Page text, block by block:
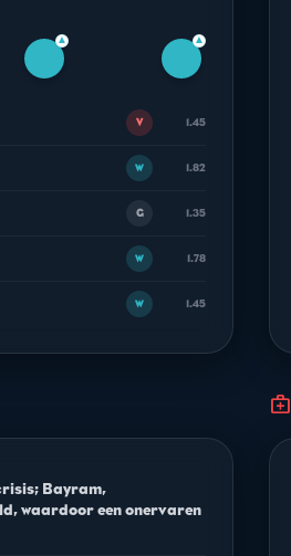
▲ ▲
V 1.45
W 1.82
G 1.35
W 1.78
W 1.45
Bayram,
waardoor een onervaren
medical_services